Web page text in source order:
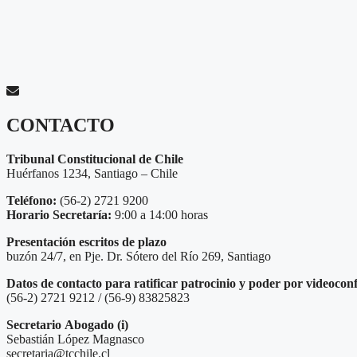
CONTACTO
Tribunal Constitucional de Chile
Huérfanos 1234, Santiago – Chile
Teléfono: (56-2) 2721 9200
Horario Secretaría: 9:00 a 14:00 horas
Presentación escritos de plazo
buzón 24/7, en Pje. Dr. Sótero del Río 269, Santiago
Datos de contacto para ratificar patrocinio y poder por
(56-2) 2721 9212 / (56-9) 83825823
Secretario Abogado (i)
Sebastián López Magnasco
secretaria@tcchile.cl